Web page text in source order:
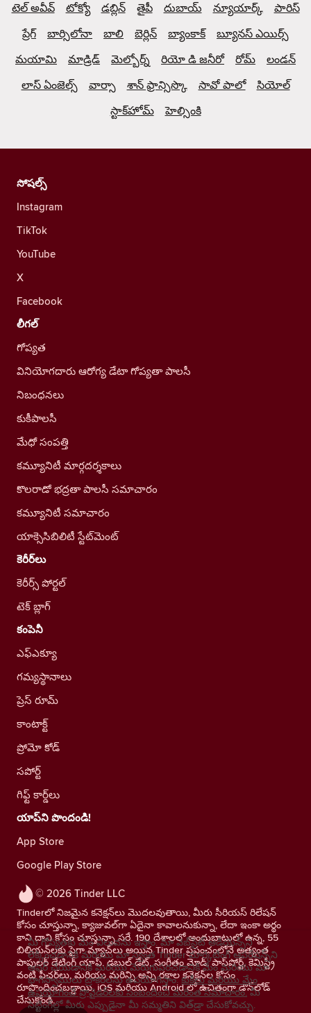
టెల్ అవీవ్
టోక్యో డబ్లిన్ తైపీ దుబాయ్ న్యూయార్క్
పారిస్
ప్రేగ్
బార్సిలోనా బాలి బెర్లిన్ బ్యాంకాక్
బ్యూనస్ ఎయిర్స్
మయామి
మాడ్రిడ్ మెల్బోర్న్ రియో డి జనీరో రోమ్
లండన్
లాస్ ఏంజెల్స్
వార్సా శాన్ ఫ్రాన్సిస్కొ సావో పాలో
సియోల్
స్టాక్‌హోమ్
హెల్సింకి
© 2026 Tinder LLC
Tinderలో నిజమైన కనెక్షన్‌లు మొదలవుతాయి, మీరు సీరియస్ రిలేషన్
కోసం చూస్తున్నా, క్యాజువల్‌గా ఏదైనా కావాలనుకున్నా, లేదా ఇంకా అర్థం
కాని దాని కోసం చూస్తున్నా సరే. 190 దేశాలలో అందుబాటులో ఉన్న, 55
బిలియన్‌లకు పైగా మ్యాచ్‌లు అయిన Tinder ప్రపంచంలోనే అత్యంత
పాపులర్ డేటింగ్ యాప్. డబుల్ డేట్, సంగీతం మోడ్, పాస్‌పోర్ట్, కెమిస్ట్రీ
వంటి ఫీచర్‌లు, మరియు మరిన్ని అన్ని రకాల కనెక్షన్‌ల కోసం
రూపొందించబడ్డాయి. iOS మరియు Android లో ఉచితంగా డౌన్‌లోడ్
చేసుకోండి.
సోషల్స్
Instagram
TikTok
YouTube
X
Facebook
లీగల్
గోప్యత
వినియోగదారు ఆరోగ్య డేటా గోప్యతా పాలసీ
నిబంధనలు
కుకీపాలసీ
మేధో సంపత్తి
కమ్యూనిటీ మార్గదర్శకాలు
కొలరాడో భద్రతా పాలసీ సమాచారం
కమ్యూనిటీ సమాచారం
యాక్సెసిబిలిటీ స్టేట్‌మెంట్
కెరీర్‌లు
కెరీర్స్ పోర్టల్
టెక్ బ్లాగ్
కంపెనీ
ఎఫ్ఎక్యూ
గమ్యస్థానాలు
ప్రెస్ రూమ్
కాంటాక్ట్
ప్రోమో కోడ్
సపోర్ట్
గిఫ్ట్ కార్డ్‌లు
యాప్‌ని పొందండి!
App Store
Google Play Store
మీ గోప్యతకు మేం విలువను ఇస్తాం. మా వెబ్‌సైట్ ఆడియెన్స్‌ని
లెక్కించడానికి మరియు మా స్వంత Tinder మార్కెటింగ్ ఆపరేషన్స్‌ని
ఆఫర్ చేయడానికి మరియు మెరుగుపరచడానికి మేం మరియు మా
భాగస్వాములు ట్రాకర్‌లను ఉపయోగిస్తాం. కుకీలు మరియు మేం
ఉపయోగించే ప్రొవైడర్‌లకు సంబంధించి మరింత సమాచారం. మీ
సెట్టింగ్‌ల్లో మీరు ఎప్పుడైనా మీ సమ్మతిని విత్‌డ్రా చేసుకోవచ్చు.